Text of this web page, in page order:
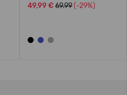
49,99 € 69.99 (-29%)